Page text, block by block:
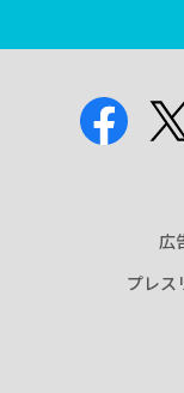
広
プレス